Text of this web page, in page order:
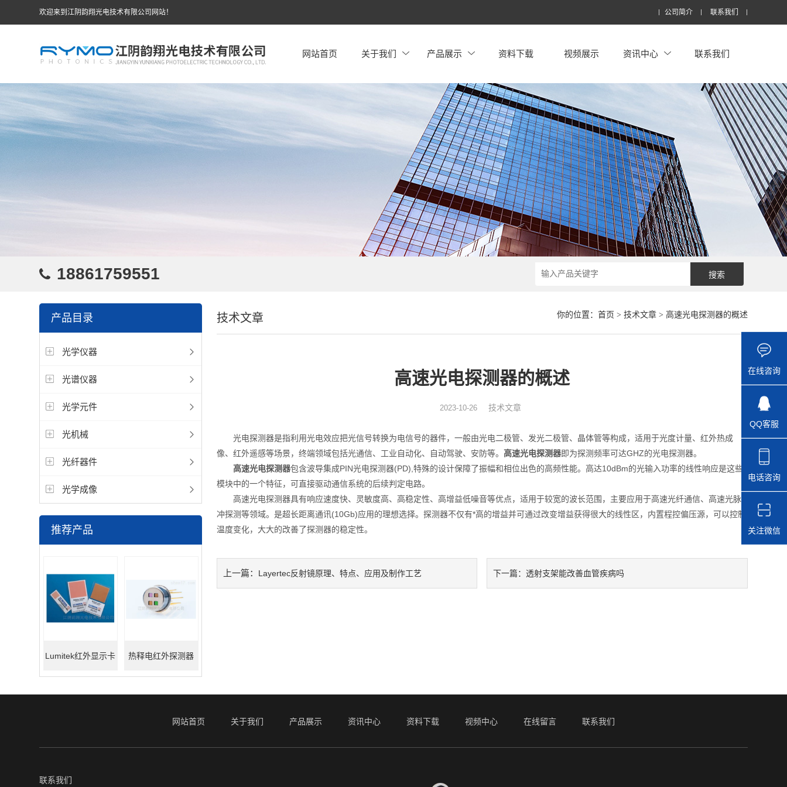
欢迎来到江阴韵翔光电技术有限公司网站！ 公司简介 联系我们
网站首页 关于我们 产品展示 资料下载 视频展示 资讯中心 联系我们
18861759551
产品目录
光学仪器
光谱仪器
光学元件
光机械
光纤器件
光学成像
推荐产品
Lumitek红外显示卡 热释电红外探测器
你的位置： 首页 > 技术文章> 高速光电探测器的概述
技术文章
高速光电探测器的概述
2023-10-26 技术文章
光电探测器是指利用光电效应把光信号转换为电信号的器件，一般由光电二极管、发光二极管、晶体管等构成，适用于光度计量、红外热成
像、红外遥感等场景，终端领域包括光通信、工业自动化、自动驾驶、安防等。 高速光电探测器即为探测频率可达GHZ的光电探测器。
高速光电探测器包含波导集成PIN光电探测器(PD),特殊的设计保障了振幅和相位出色的高频性能。高达10dBm的光输入功率的线性响应是这些
模块中的一个特征，可直接驱动通信系统的后续判定电路。
高速光电探测器具有响应速度快、灵敏度高、高稳定性、高增益低噪音等优点，适用于较宽的波长范围，主要应用于高速光纤通信、高速光脉
冲探测等领域。是超长距离通讯(10Gb)应用的理想选择。探测器不仅有*高的增益并可通过改变增益获得很大的线性区，内置程控偏压源，可以控制
温度变化，大大的改善了探测器的稳定性。
上一篇： Layertec反射镜原理、特点、应用及制作工艺 下一篇：透射支架能改善血管疾病吗
网站首页 关于我们 产品展示 资讯中心 资料下载 视频中心 在线留言 联系我们
联系我们
在线咨询
QQ客服
电话咨询
关注微信